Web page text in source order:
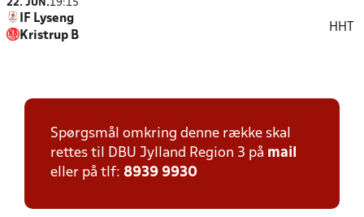
22. JUN.19:15
IF Lyseng
Kristrup B
HHT
Spørgsmål omkring denne række skal
rettes til DBU Jylland Region 3 på mail
eller på tlf: 8939 9930